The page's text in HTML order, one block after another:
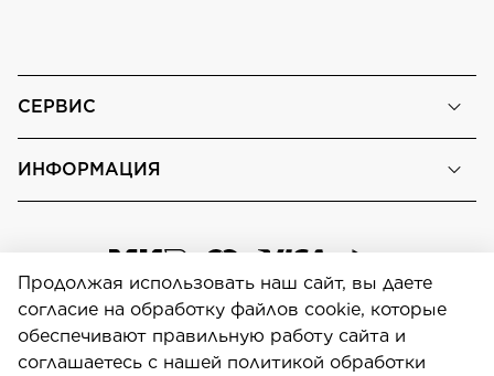
СЕРВИС
ИНФОРМАЦИЯ
Продолжая использовать наш сайт, вы даете
согласие на обработку файлов cookie, которые
обеспечивают правильную работу сайта и
соглашаетесь с нашей политикой обработки